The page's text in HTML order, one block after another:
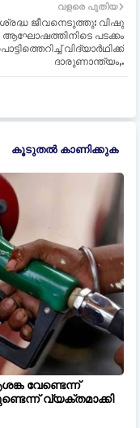
വളരെ പുതിയ
ജീവനെടുത്തു: വിഷു
ആഘോഷത്തിനിടെ പടക്കം
വിദ്യാര്‍ഥിക്ക്
ദാരുണാന്ത്യം,.
കൂടുതൽ‍ കാണിക്കുക
വേണ്ടെന്ന്
വ്യക്തമാക്കി